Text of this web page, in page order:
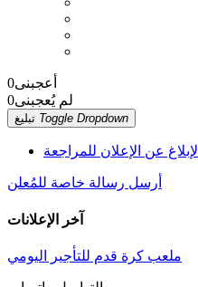
أعجبنى0
لم يُعجبنى0
Toggle Dropdown
الإبلاغ عن الإعلان للمراجعة
أرسل رسالة خاصة للمُعلن
آخر الإعلانات
ملعب كرة قدم للتأجير اليومي